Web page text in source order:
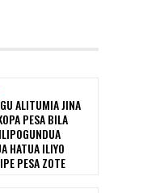
ALITUMIA JINA
PESA BILA
HATUA ILIYO
PESA ZOTE